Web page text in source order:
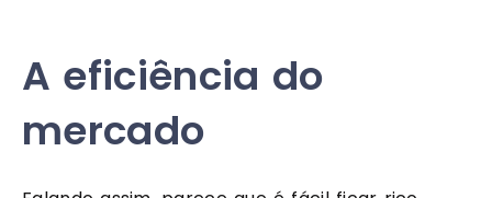
A eficiência do
mercado